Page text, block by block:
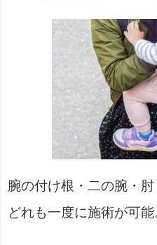
腕の付け根・二の腕・肘
どれも一度に施術が可能